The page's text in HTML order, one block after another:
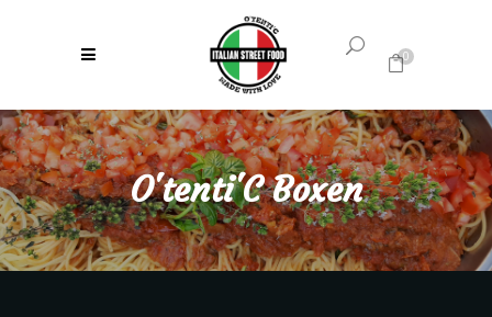
0
Geen producten in uw winkelwagen.
O'tenti'C Boxen